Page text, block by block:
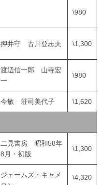
\980
押井守 古川登志夫 \1,300
渡辺信一郎 山寺宏
一
\980
今敏 荘司美代子 \1,620
二見書房 昭和58年
8月・初版
\1,300
ジェームズ・キャメ
\4,320